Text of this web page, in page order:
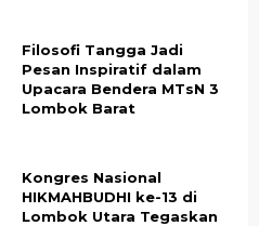
Filosofi Tangga Jadi
Pesan Inspiratif dalam
Upacara Bendera MTsN 3
Lombok Barat
Kongres Nasional
HIKMAHBUDHI ke-13 di
Lombok Utara Tegaskan